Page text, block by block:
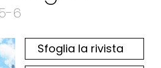
6
Sfoglia la rivista